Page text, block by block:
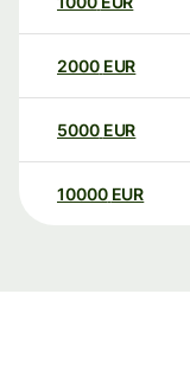
2000 EUR
5000 EUR
10000 EUR